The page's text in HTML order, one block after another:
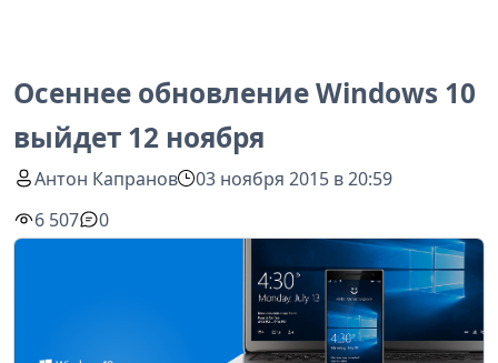
Осеннее обновление Windows 10
выйдет 12 ноября
Антон Капранов
03 ноября 2015 в 20:59
6 507
0